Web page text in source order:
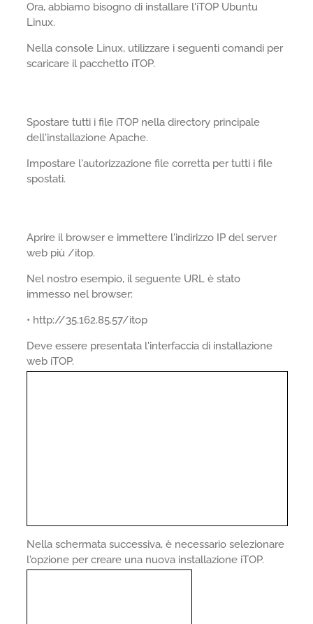
Ora, abbiamo bisogno di installare l'iTOP Ubuntu
Linux.
Nella console Linux, utilizzare i seguenti comandi per
scaricare il pacchetto iTOP.
Spostare tutti i file iTOP nella directory principale
dell'installazione Apache.
Impostare l'autorizzazione file corretta per tutti i file
spostati.
Aprire il browser e immettere l'indirizzo IP del server
web più /itop.
Nel nostro esempio, il seguente URL è stato
immesso nel browser:
• http://35.162.85.57/itop
Deve essere presentata l'interfaccia di installazione
web iTOP.
Nella schermata successiva, è necessario selezionare
l'opzione per creare una nuova installazione iTOP.